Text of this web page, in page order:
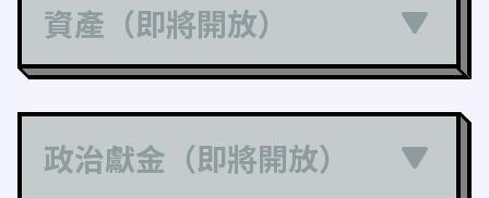
資產（即將開放）
政治獻金（即將開放）